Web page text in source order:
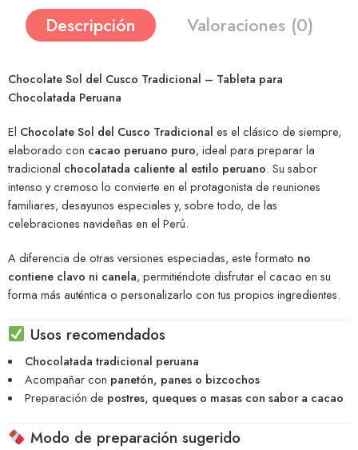
Descripción Valoraciones (0)
Chocolate Sol del Cusco Tradicional – Tableta para
Chocolatada Peruana
El Chocolate Sol del Cusco Tradicional es el clásico de siempre,
elaborado con cacao peruano puro, ideal para preparar la
tradicional chocolatada caliente al estilo peruano. Su sabor
intenso y cremoso lo convierte en el protagonista de reuniones
familiares, desayunos especiales y, sobre todo, de las
celebraciones navideñas en el Perú.
A diferencia de otras versiones especiadas, este formato no
contiene clavo ni canela, permitiéndote disfrutar el cacao en su
forma más auténtica o personalizarlo con tus propios ingredientes.
Usos recomendados
Chocolatada tradicional peruana
Acompañar con panetón, panes o bizcochos
Preparación de postres, queques o masas con sabor a cacao
Modo de preparación sugerido